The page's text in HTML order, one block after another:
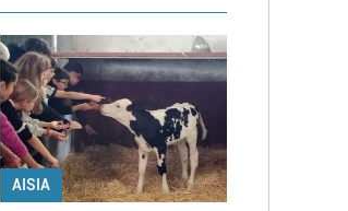
AISIA